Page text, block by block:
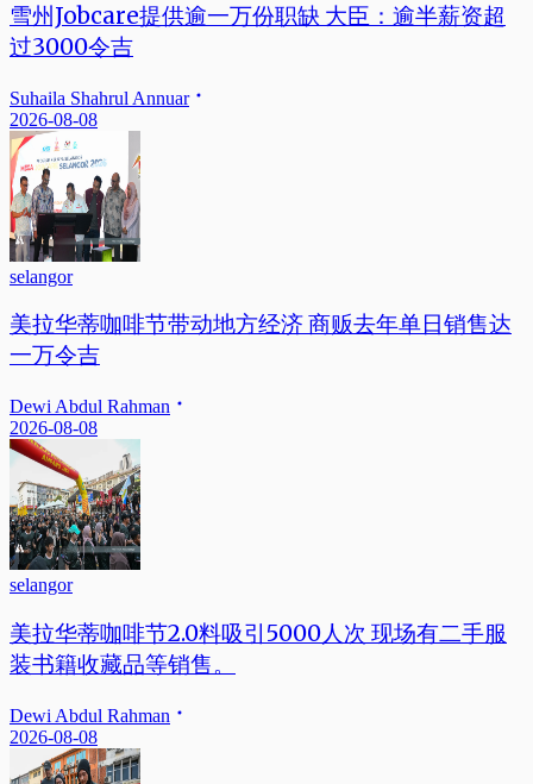
雪州Jobcare提供逾一万份职缺 大臣：逾半薪资超
过3000令吉
Suhaila Shahrul Annuar
2026-08-08
selangor
美拉华蒂咖啡节带动地方经济 商贩去年单日销售达
一万令吉
Dewi Abdul Rahman
2026-08-08
selangor
美拉华蒂咖啡节2.0料吸引5000人次 现场有二手服
装书籍收藏品等销售。
Dewi Abdul Rahman
2026-08-08